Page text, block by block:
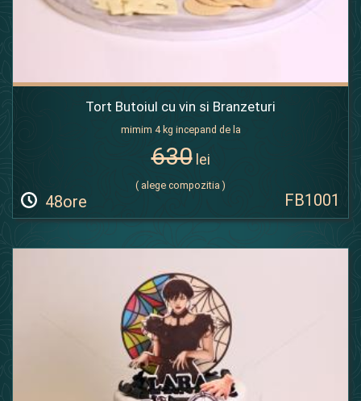
Tort Butoiul cu vin si Branzeturi
mimim 4 kg incepand de la
630lei
( alege compozitia )
48ore FB1001